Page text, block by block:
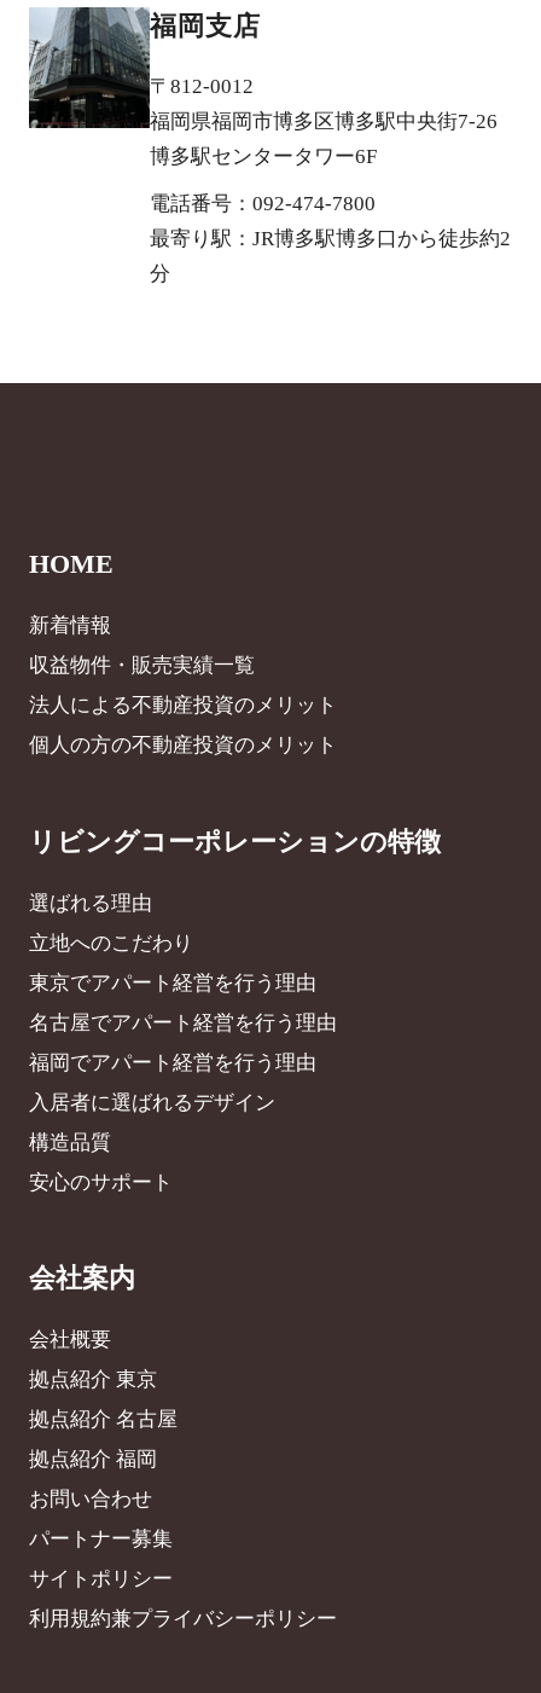
福岡支店
〒812-0012
福岡県福岡市博多区博多駅中央街7-26
博多駅センタータワー6F
電話番号：092-474-7800
最寄り駅：JR博多駅博多口から徒歩約2
分
HOME
新着情報
収益物件・販売実績一覧
法人による不動産投資のメリット
個人の方の不動産投資のメリット
リビングコーポレーションの特徴
選ばれる理由
立地へのこだわり
東京でアパート経営を行う理由
名古屋でアパート経営を行う理由
福岡でアパート経営を行う理由
入居者に選ばれるデザイン
構造品質
安心のサポート
会社案内
会社概要
拠点紹介 東京
拠点紹介 名古屋
拠点紹介 福岡
お問い合わせ
パートナー募集
サイトポリシー
利用規約兼プライバシーポリシー